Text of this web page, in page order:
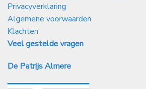
Privacyverklaring
Algemene voorwaarden
Klachten
Veel gestelde vragen
De Patrijs Almere